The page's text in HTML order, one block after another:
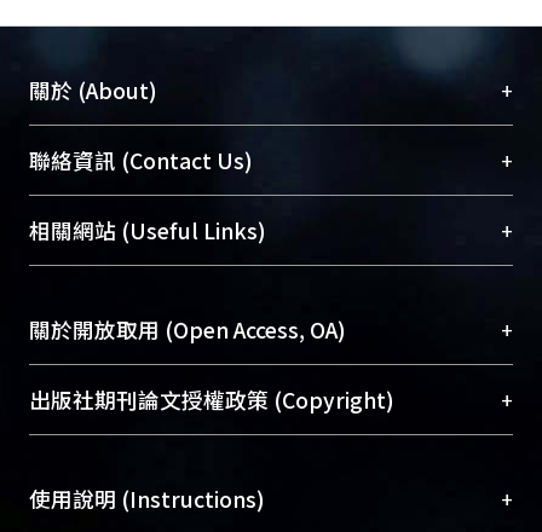
關於 (About) +
臺大位居世界頂尖大學之列，為永久珍藏及向國際
展現本校豐碩的研究成果及學術能量，圖書館整合
機構典藏（NTUR）與學術庫（AH）不同功能平
台，成為臺大學術典藏NTU scholars。期能整合研
成果。
To permanently archive and promote researcher
profiles and scholarly works, Library integrates the
services of “NTU Repository” with “Academic
聯絡資訊 (Contact Us) +
總館學科館員(Main Library)
醫學圖書館學科館員(Medical Library)
Sciences Library)
相關網站 (Useful Links) +
關於開放取用 (Open Access, OA) +
開放取用是從使用者角度提升資訊取用性的社會運
動，應用在學術研究上是透過將研究著作公開供使
用逐年攀升。同時可加速研究發展、提升研究影響
出版社期刊論文授權政策 (Copyright) +
含部分內容的版權非匯入者所有，或由第三方贊
使用說明 (Instructions) +